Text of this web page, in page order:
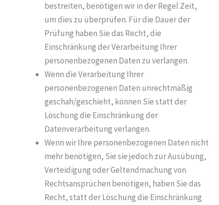
bestreiten, benötigen wir in der Regel Zeit,
um dies zu überprüfen. Für die Dauer der
Prüfung haben Sie das Recht, die
Einschränkung der Verarbeitung Ihrer
personenbezogenen Daten zu verlangen.
Wenn die Verarbeitung Ihrer
personenbezogenen Daten unrechtmäßig
geschah/geschieht, können Sie statt der
Löschung die Einschränkung der
Datenverarbeitung verlangen.
Wenn wir Ihre personenbezogenen Daten nicht
mehr benötigen, Sie sie jedoch zur Ausübung,
Verteidigung oder Geltendmachung von
Rechtsansprüchen benötigen, haben Sie das
Recht, statt der Löschung die Einschränkung